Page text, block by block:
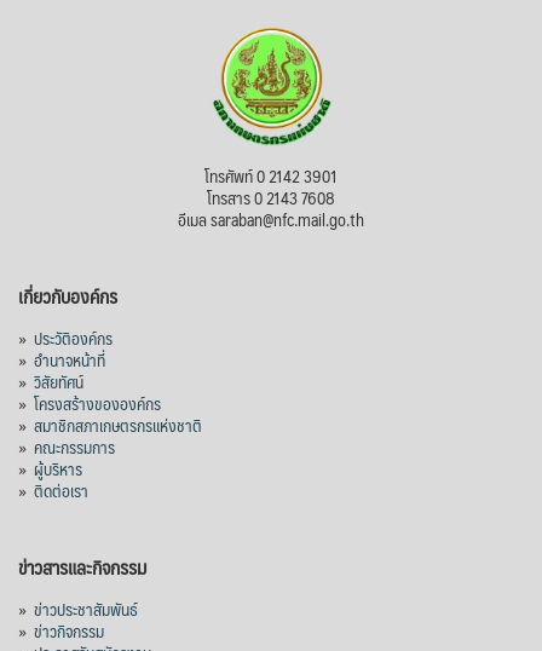
ไม่สามารถดูเนื้อหานี้ได้ในขณะนี้
สภาเกษตรกรแห่งชาติ
กรมการค้าต่างประเทศ กระทรวงพาณิชย์ เปิด
ไทยในช่วง 6 เดือนของปี 2569 (ม.ค.-มิ.ย.) มี
1,205 ล้านดอลลาร์สหรัฐ (ประมาณ
38,003.15 ล้านบาท) ลดลง 27.69%
ปรับตัวลดลงตามสภาวะเศรษฐกิจและการค้า
โลก โดยตลาดส่งออกสำคัญ จีน ส่งออกได้
1.52 ล้านตัน ลด 61.71%
ส่งออกมันครึ่งปี 69 ปริมาณ 2.52 ล้านตัน
โทรศัพท์ 0 2142 3901
โทรสาร 0 2143 7608
อีเมล saraban@nfc.mail.go.th
เกี่ยวกับองค์กร
» ประวัติองค์กร
» อำนาจหน้าที่
» วิสัยทัศน์
» โครงสร้างขององค์กร
» สมาชิกสภาเกษตรกรแห่งชาติ
» คณะกรรมการ
» ผู้บริหาร
» ติดต่อเรา
ข่าวสารและกิจกรรม
» ข่าวประชาสัมพันธ์
» ข่าวกิจกรรม